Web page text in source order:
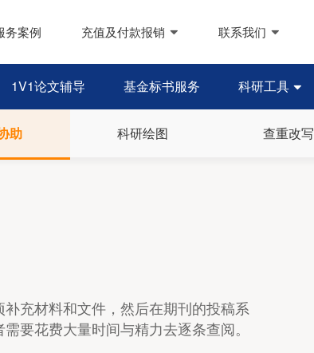
务案例 充值及付款报销 联系我们
1V1论文辅导 基金标书服务 科研工具 
助 科研绘图 查重改写
充材料和文件，然后在期刊的投稿系
要花费大量时间与精力去逐条查阅。